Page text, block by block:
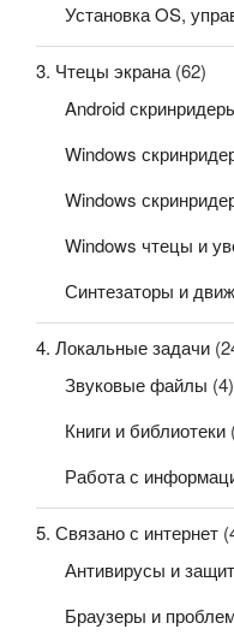
Установка OS,
3. Чтецы экрана (62)
Android
Windows
Windows
Windows чтецы и
Синтезаторы и
4. Локальные задачи
Звуковые файлы (4)
Книги и библиотеки
Работа с
5. Связано с интернет
Антивирусы и
Браузеры и